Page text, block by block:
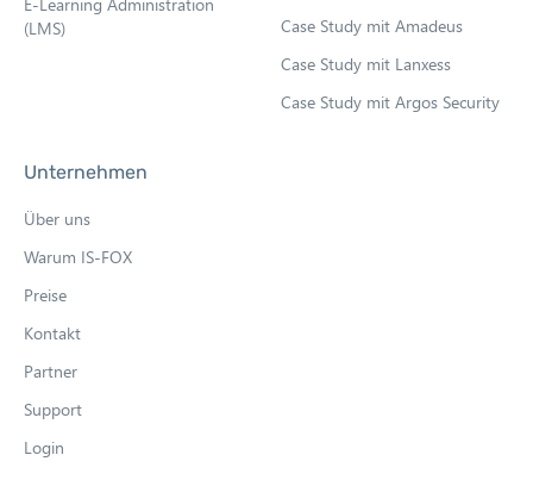
E-Learning Administration
(LMS)
Case Study mit Amadeus
Case Study mit Lanxess
Case Study mit Argos Security
Unternehmen
Über uns
Warum IS-FOX
Preise
Kontakt
Partner
Support
Login